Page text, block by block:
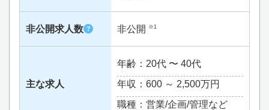
非公開求人数 ? 非公開 ※1
主な求人
年齢：20代 〜 40代
年収：600 ～ 2,500万円
職種：営業/企画/管理など